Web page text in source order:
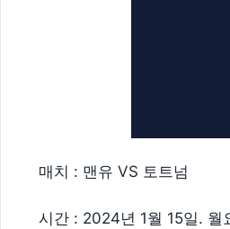
매치 : 맨유 VS 토트넘
시간 : 2024년 1월 15일. 월